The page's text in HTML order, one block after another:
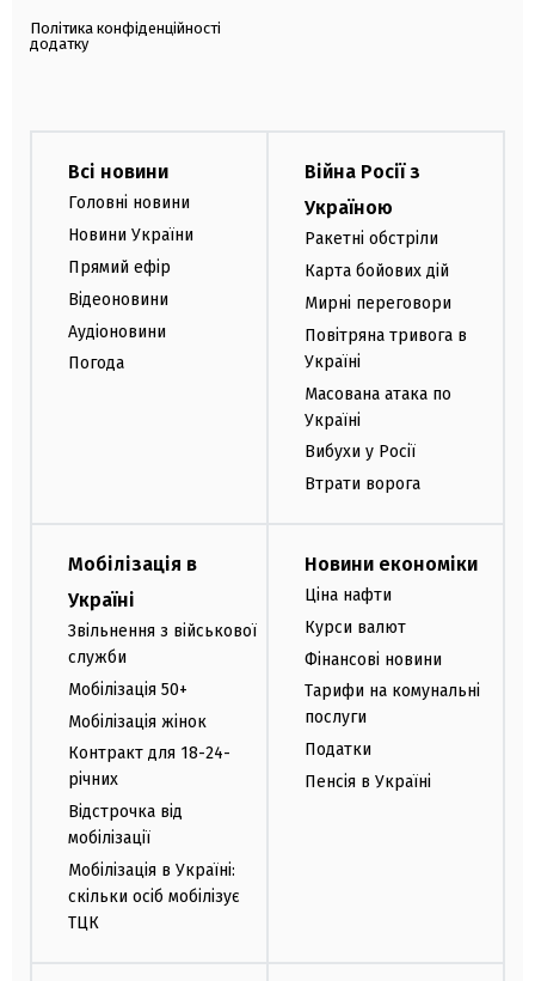
Політика конфіденційності
додатку
Всі новини
Головні новини
Новини України
Прямий ефір
Відеоновини
Аудіоновини
Погода
Війна Росії з
Україною
Ракетні обстріли
Карта бойових дій
Мирні переговори
Повітряна тривога в
Україні
Масована атака по
Україні
Вибухи у Росії
Втрати ворога
Мобілізація в
Україні
Звільнення з військової
служби
Мобілізація 50+
Мобілізація жінок
Контракт для 18-24-
річних
Відстрочка від
мобілізації
Мобілізація в Україні:
скільки осіб мобілізує
ТЦК
Новини економіки
Ціна нафти
Курси валют
Фінансові новини
Тарифи на комунальні
послуги
Податки
Пенсія в Україні